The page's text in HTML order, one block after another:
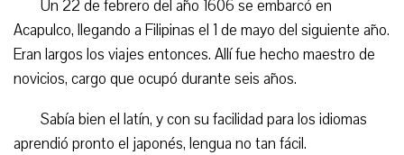
Un 22 de febrero del año 1606 se embarcó en
Acapulco, llegando a Filipinas el 1 de mayo del siguiente año.
Eran largos los viajes entonces. Allí fue hecho maestro de
novicios, cargo que ocupó durante seis años.
Sabía bien el latín, y con su facilidad para los idiomas
aprendió pronto el japonés, lengua no tan fácil.